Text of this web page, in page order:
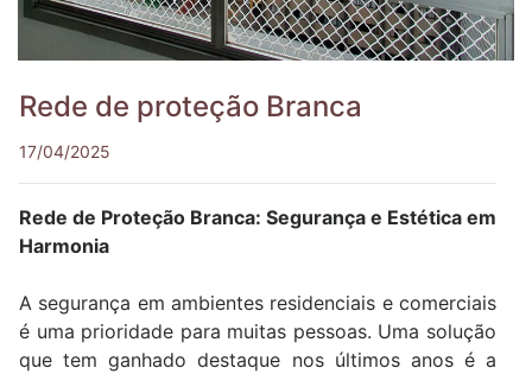
Rede de proteção Branca
17/04/2025
Rede de Proteção Branca: Segurança e Estética em
Harmonia
A segurança em ambientes residenciais e comerciais
é uma prioridade para muitas pessoas. Uma solução
que tem ganhado destaque nos últimos anos é a